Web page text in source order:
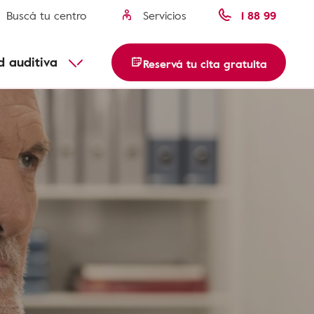
Buscá tu centro Servicios 1 88 99
auditiva Reservá tu cita gratuita